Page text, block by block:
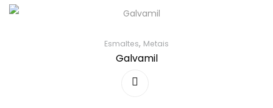
Esmaltes, Metais
Galvamil